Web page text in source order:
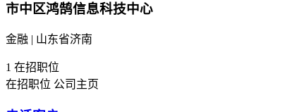
市中区鸿鹄信息科技中心
金融 | 山东省济南
1 在招职位
在招职位 公司主页